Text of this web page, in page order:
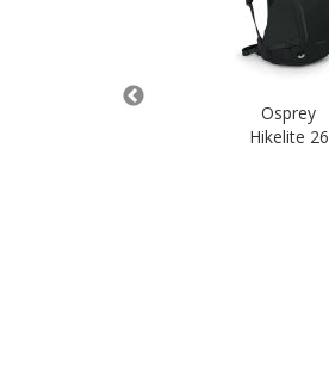
Osprey
Hikelite 26